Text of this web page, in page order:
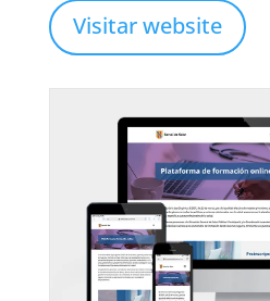
Visitar website